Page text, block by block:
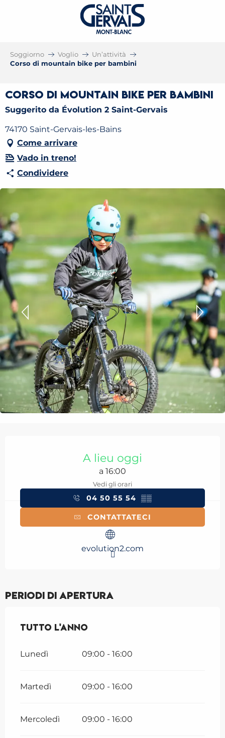
Soggiorno Voglio
Un’attività
Corso di mountain bike per bambini
Corso di mountain bike per bambini
Suggerito da Évolution 2 Saint-Gervais
74170 Saint-Gervais-les-Bains
Come arrivare
Vado in treno!
Condividere
A lieu oggi
a 16:00
Vedi gli orari
04 50 55 54 ▒▒
CONTATTATECI
evolution2.com
Periodi di apertura
Tutto l'anno
Tutto l'anno
Lunedì 09:00 - 16:00
Martedì 09:00 - 16:00
Mercoledì 09:00 - 16:00